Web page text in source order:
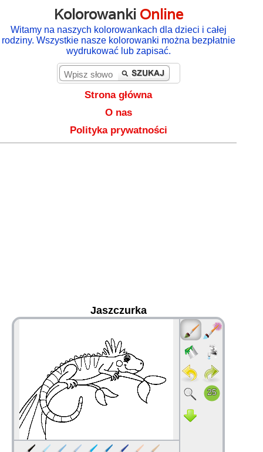
Kolorowanki Online
Witamy na naszych kolorowankach dla dzieci i całej
rodziny. Wszystkie nasze kolorowanki można bezpłatnie
wydrukować lub zapisać.
Strona główna
O nas
Polityka prywatności
Jaszczurka